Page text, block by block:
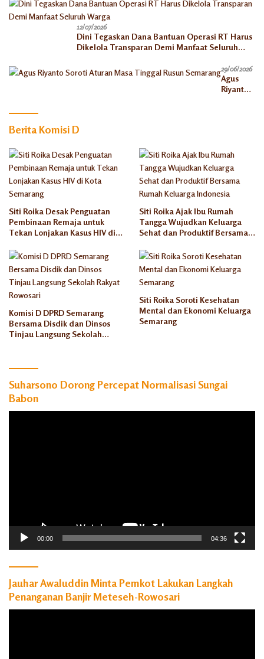
12/07/2026
Dini Tegaskan Dana Bantuan Operasi RT Harus
Dikelola Transparan Demi Manfaat Seluruh
29/06/2026
Agus
Riyanto
Semaran
Berita Komisi D
Siti Roika Desak Penguatan
Pembinaan Remaja untuk
Tekan Lonjakan Kasus HIV di
Siti Roika Ajak Ibu Rumah
Tangga Wujudkan Keluarga
Sehat dan Produktif Bersama
Komisi D DPRD Semarang
Bersama Disdik dan Dinsos
Tinjau Langsung Sekolah
Siti Roika Soroti Kesehatan
Mental dan Ekonomi Keluarga
Semarang
Suharsono Dorong Percepat Normalisasi Sungai
Babon
00:00 04:36
Jauhar Awaluddin Minta Pemkot Lakukan Langkah
Penanganan Banjir Meteseh-Rowosari